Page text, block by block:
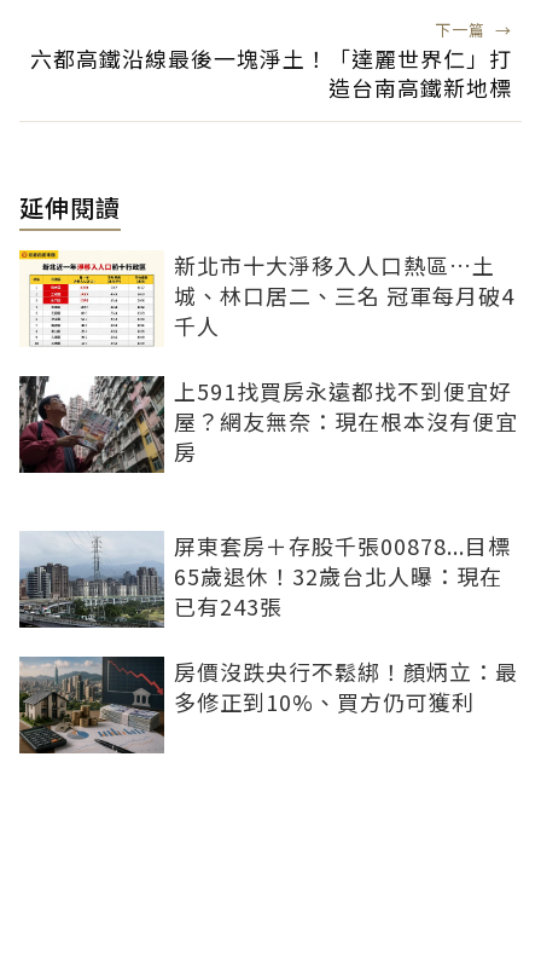
下一篇 →
六都高鐵沿線最後一塊淨土！「達麗世界仁」打
造台南高鐵新地標
延伸閱讀
新北市十大淨移入人口熱區…土
城、林口居二、三名 冠軍每月破4
千人
上591找買房永遠都找不到便宜好
屋？網友無奈：現在根本沒有便宜
房
屏東套房＋存股千張00878...目標
65歲退休！32歲台北人曝：現在
已有243張
房價沒跌央行不鬆綁！顏炳立：最
多修正到10%、買方仍可獲利